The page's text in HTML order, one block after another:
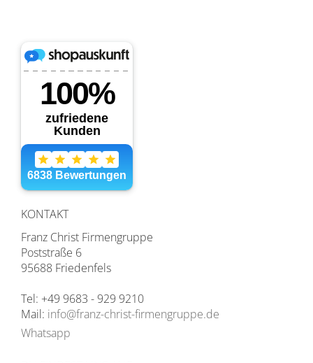
KONTAKT
Franz Christ Firmengruppe
Poststraße 6
95688 Friedenfels
Tel: +49 9683 - 929 9210
Mail: info@franz-christ-firmengruppe.de
Whatsapp